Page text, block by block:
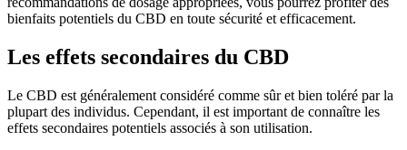
bienfaits potentiels du CBD en toute sécurité et efficacement.
Les effets secondaires du CBD
Le CBD est généralement considéré comme sûr et bien toléré par la
plupart des individus. Cependant, il est important de connaître les
effets secondaires potentiels associés à son utilisation.